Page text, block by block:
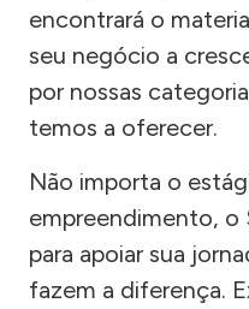
encontrará o
seu negócio a
por nossas
temos a oferecer.
Não importa o
empreendimento, o
para apoiar sua
fazem a diferença.